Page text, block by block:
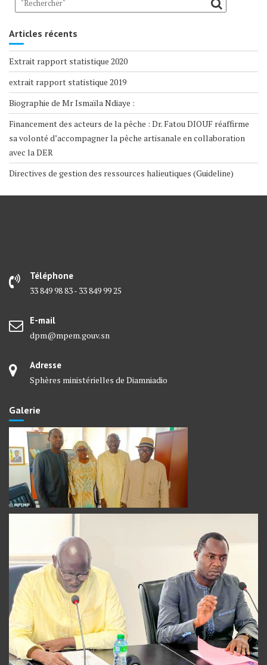
Articles récents
Extrait rapport statistique 2020
extrait rapport statistique 2019
Biographie de Mr Ismaïla Ndiaye :
Financement des acteurs de la pêche : Dr. Fatou DIOUF réaffirme
sa volonté d’accompagner la pêche artisanale en collaboration
avec la DER
Directives de gestion des ressources halieutiques (Guideline)
Téléphone
33 849 98 83 - 33 849 99 25
E-mail
dpm@mpem.gouv.sn
Adresse
Sphères ministérielles de Diamniadio
Galerie